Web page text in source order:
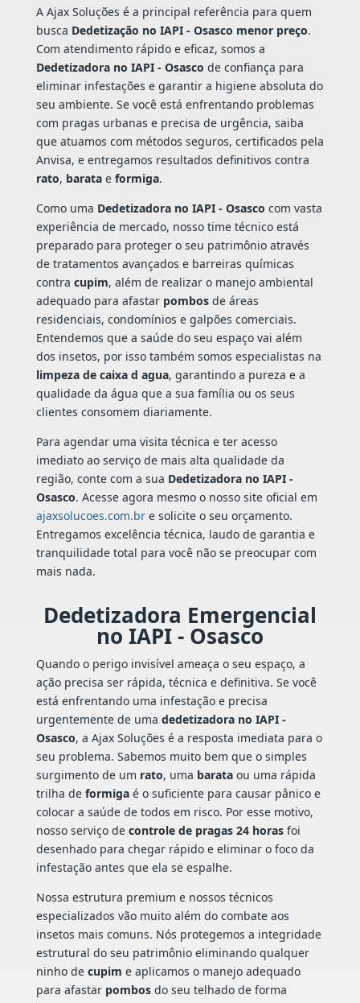
A Ajax Soluções é a principal referência para quem
busca Dedetização no IAPI - Osasco menor preço.
Com atendimento rápido e eficaz, somos a
Dedetizadora no IAPI - Osasco de confiança para
eliminar infestações e garantir a higiene absoluta do
seu ambiente. Se você está enfrentando problemas
com pragas urbanas e precisa de urgência, saiba
que atuamos com métodos seguros, certificados pela
Anvisa, e entregamos resultados definitivos contra
rato, baratae formiga.
Como uma Dedetizadora no IAPI - Osasco com vasta
experiência de mercado, nosso time técnico está
preparado para proteger o seu patrimônio através
de tratamentos avançados e barreiras químicas
contra cupim, além de realizar o manejo ambiental
adequado para afastar pombosde áreas
residenciais, condomínios e galpões comerciais.
Entendemos que a saúde do seu espaço vai além
dos insetos, por isso também somos especialistas na
limpeza de caixa d agua, garantindo a pureza e a
qualidade da água que a sua família ou os seus
clientes consomem diariamente.
Para agendar uma visita técnica e ter acesso
imediato ao serviço de mais alta qualidade da
região, conte com a sua Dedetizadora no IAPI -
Osasco. Acesse agora mesmo o nosso site oficial em
ajaxsolucoes.com.bre solicite o seu orçamento.
Entregamos excelência técnica, laudo de garantia e
tranquilidade total para você não se preocupar com
mais nada.
Dedetizadora Emergencial
no IAPI - Osasco
Quando o perigo invisível ameaça o seu espaço, a
ação precisa ser rápida, técnica e definitiva. Se você
está enfrentando uma infestação e precisa
urgentemente de uma dedetizadora no IAPI -
Osasco, a Ajax Soluções é a resposta imediata para o
seu problema. Sabemos muito bem que o simples
surgimento de um rato, uma barataou uma rápida
trilha de formigaé o suficiente para causar pânico e
colocar a saúde de todos em risco. Por esse motivo,
nosso serviço de controle de pragas 24 horasfoi
desenhado para chegar rápido e eliminar o foco da
infestação antes que ela se espalhe.
Nossa estrutura premium e nossos técnicos
especializados vão muito além do combate aos
insetos mais comuns. Nós protegemos a integridade
estrutural do seu patrimônio eliminando qualquer
ninho de cupim e aplicamos o manejo adequado
para afastar pombosdo seu telhado de forma